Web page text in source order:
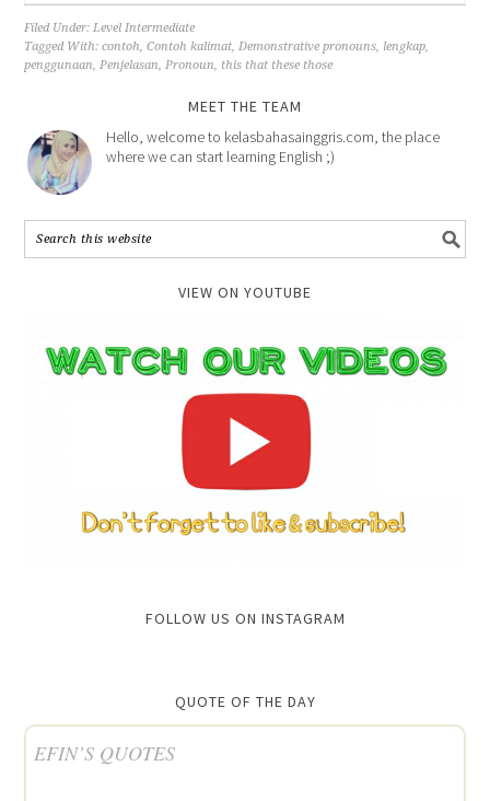
Filed Under:Level Intermediate
Tagged With:contoh,Contoh kalimat,Demonstrative pronouns, lengkap,
penggunaan,Penjelasan,Pronoun, this that these those
MEET THE TEAM
Hello, welcome to kelasbahasainggris.com, the place
where we can start learning English ;)
VIEW ON YOUTUBE
FOLLOW US ON INSTAGRAM
QUOTE OF THE DAY
EFIN’S QUOTES